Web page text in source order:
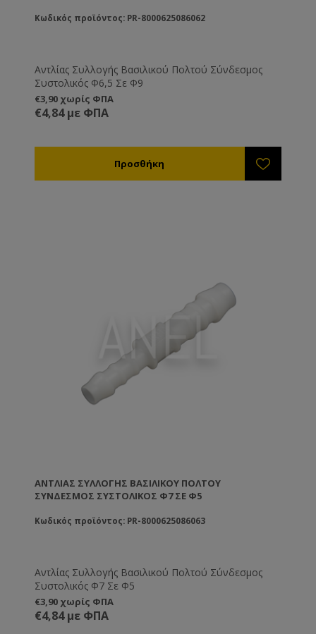
Κωδικός προϊόντος: PR-8000625086062
Αντλίας Συλλογής Βασιλικού Πολτού Σύνδεσμος
Συστολικός Φ6,5 Σε Φ9
€3,90 χωρίς ΦΠΑ
€4,84 με ΦΠΑ
ΑΝΤΛΊΑΣ ΣΥΛΛΟΓΉΣ ΒΑΣΙΛΙΚΟΎ ΠΟΛΤΟΎ
ΣΎΝΔΕΣΜΟΣ ΣΥΣΤΟΛΙΚΌΣ Φ7 ΣΕ Φ5
Κωδικός προϊόντος: PR-8000625086063
Αντλίας Συλλογής Βασιλικού Πολτού Σύνδεσμος
Συστολικός Φ7 Σε Φ5
€3,90 χωρίς ΦΠΑ
€4,84 με ΦΠΑ